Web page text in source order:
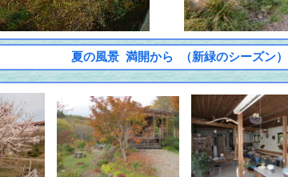
夏の風景 満開から （新緑のシーズン）